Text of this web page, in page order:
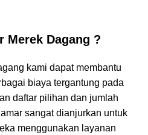
Merek Dagang ?
kami dapat membantu
biaya tergantung pada
daftar pilihan dan jumlah
sangat dianjurkan untuk
menggunakan layanan